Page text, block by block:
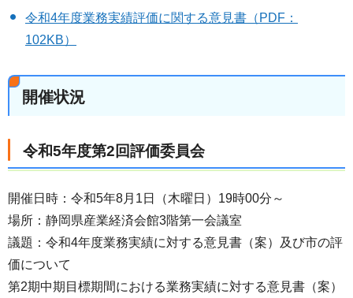
令和4年度業務実績評価に関する意見書（PDF：
102KB）
開催状況
令和5年度第2回評価委員会
開催日時：令和5年8月1日（木曜日）19時00分～
場所：静岡県産業経済会館3階第一会議室
議題：令和4年度業務実績に対する意見書（案）及び市の評
価について
第2期中期目標期間における業務実績に対する意見書（案）